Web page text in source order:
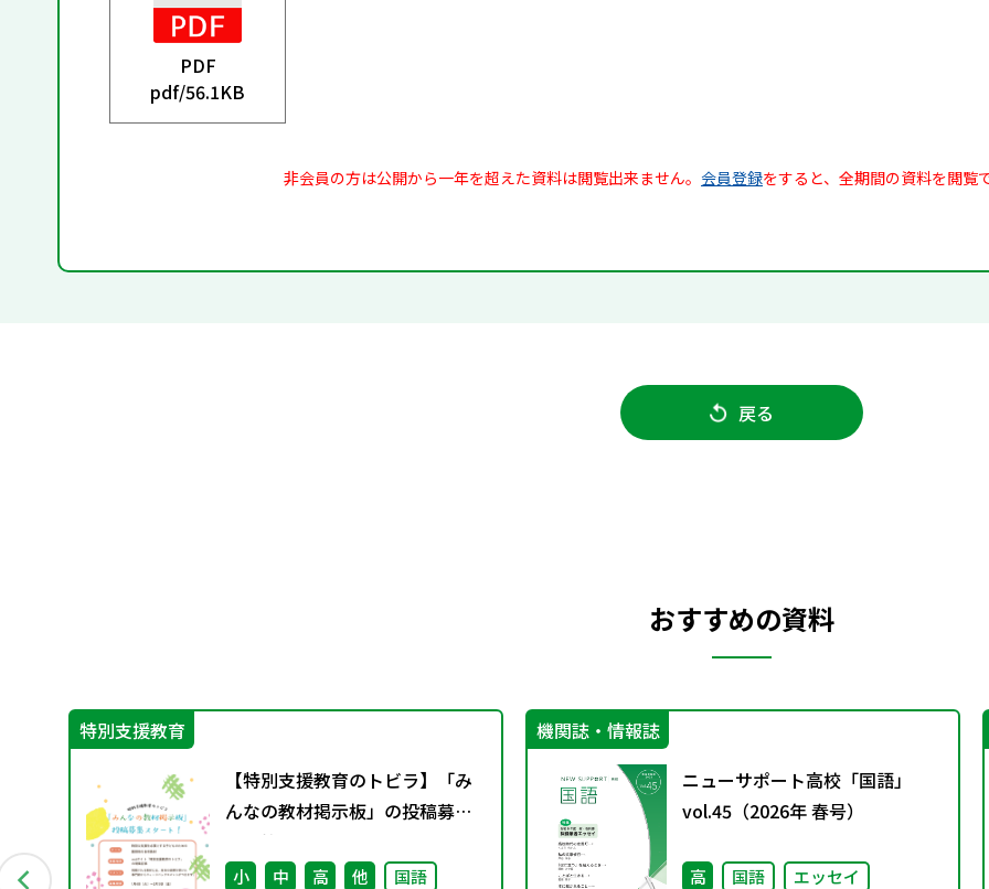
PDF
pdf/56.1KB
非会員の方は公開から一年を超えた資料は閲覧出来ません。 会員登録をすると、全期間の資料を閲覧
戻る
おすすめの資料
特別支援教育
【特別支援教育のトビラ】「み
んなの教材掲示板」の投稿募集
を開始しました！
小 中 高 他 国語
機関誌・情報誌
ニューサポート高校「国語」
vol.45（2026年 春号）
高 国語 エッセイ